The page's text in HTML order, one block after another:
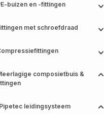
buizen en -fittingen
met schroefdraad
composietbuis &
Pipetec leidingsysteem